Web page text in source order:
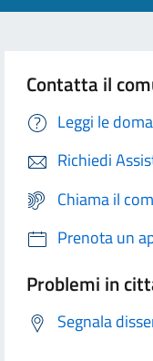
Contatta il
Leggi le
Richiedi
Chiama il
Prenota un
Problemi in
Segnala